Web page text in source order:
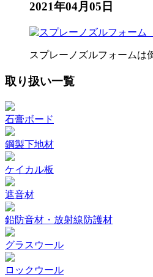
2021年04月05日
スプレーノズルフォームは
取り扱い一覧
石膏ボード
鋼製下地材
ケイカル板
遮音材
鉛防音材・放射線防護材
グラスウール
ロックウール